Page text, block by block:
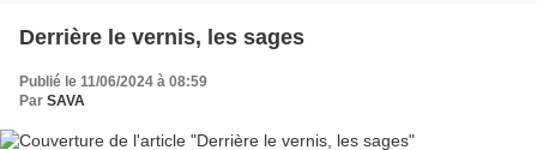
Derrière le vernis, les sages
Publié le 11/06/2024 à 08:59
Par SAVA